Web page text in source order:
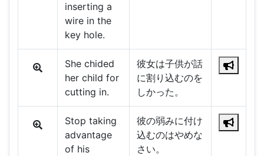
inserting a
wire in the
key hole.
She chided
her child for
cutting in.
彼女は子供が話
に割り込むのを
しかった。
Stop taking
advantage
of his
彼の弱みに付け
込むのはやめな
さい。